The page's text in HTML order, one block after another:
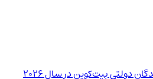
دولتی بیت‌کوین در سال 2026